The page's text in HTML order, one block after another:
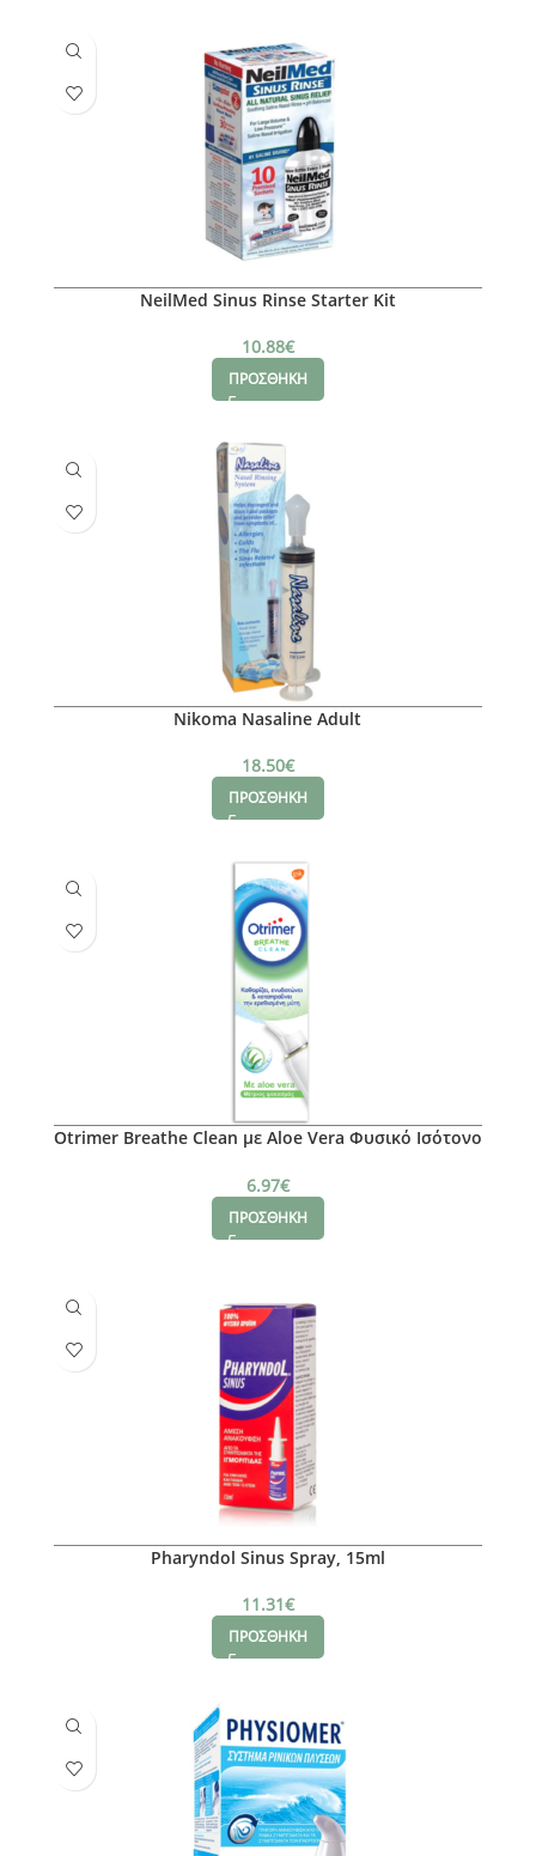
NeilMed Sinus Rinse Starter Kit
10.88€
ΠΡΟΣΘΗΚΗ
Nikoma Nasaline Adult
18.50€
ΠΡΟΣΘΗΚΗ
Otrimer Breathe Clean με Aloe Vera Φυσικό Ισότονο
100ml
6.97€
ΠΡΟΣΘΗΚΗ
Pharyndol Sinus Spray, 15ml
11.31€
ΠΡΟΣΘΗΚΗ